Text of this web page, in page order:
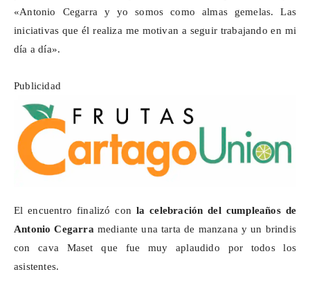
«Antonio Cegarra y yo somos como almas gemelas. Las
iniciativas que él realiza me motivan a seguir trabajando en mi
día a día».
Publicidad
El encuentro finalizó con la celebración del cumpleaños de
Antonio Cegarra mediante una tarta de manzana y un brindis
con cava Maset que fue muy aplaudido por todos los
asistentes.